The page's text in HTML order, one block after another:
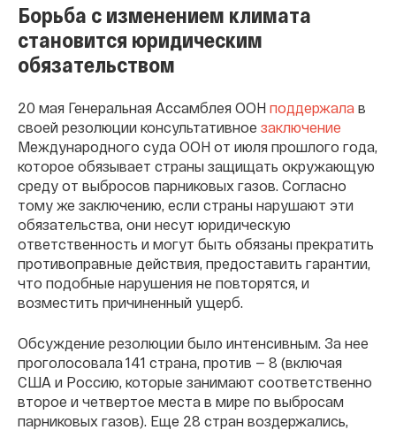
Борьба с изменением климата
становится юридическим
обязательством
20 мая Генеральная Ассамблея ООН поддержала в
своей резолюции консультативное заключение
Международного суда ООН от июля прошлого года,
которое обязывает страны защищать окружающую
среду от выбросов парниковых газов. Согласно
тому же заключению, если страны нарушают эти
обязательства, они несут юридическую
ответственность и могут быть обязаны прекратить
противоправные действия, предоставить гарантии,
что подобные нарушения не повторятся, и
возместить причиненный ущерб.
Обсуждение резолюции было интенсивным. За нее
проголосовала 141 страна, против — 8 (включая
США и Россию, которые занимают соответственно
второе и четвертое места в мире по выбросам
парниковых газов). Еще 28 стран воздержались,